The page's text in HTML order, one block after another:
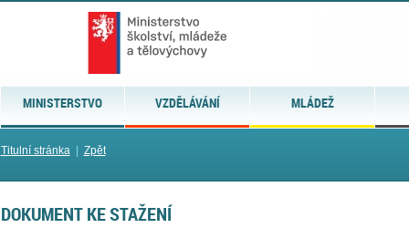
MINISTERSTVO VZDĚLÁVÁNÍ MLÁDEŽ
Titulní stránka| Zpět
DOKUMENT KE STAŽENÍ